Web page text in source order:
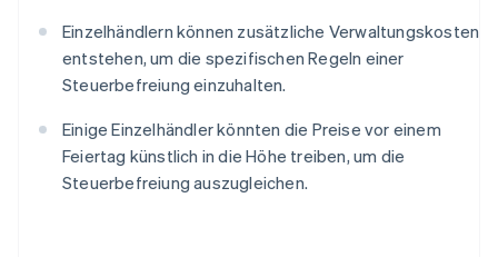
Einzelhändlern können zusätzliche Verwaltungskosten
entstehen, um die spezifischen Regeln einer
Steuerbefreiung einzuhalten.
Einige Einzelhändler könnten die Preise vor einem
Feiertag künstlich in die Höhe treiben, um die
Steuerbefreiung auszugleichen.